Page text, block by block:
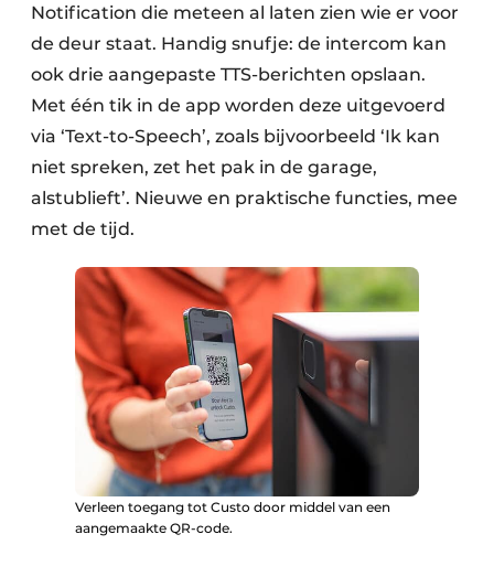
Notification die meteen al laten zien wie er voor
de deur staat. Handig snufje: de intercom kan
ook drie aangepaste TTS-berichten opslaan.
Met één tik in de app worden deze uitgevoerd
via ‘Text-to-Speech’, zoals bijvoorbeeld ‘Ik kan
niet spreken, zet het pak in de garage,
alstublieft’. Nieuwe en praktische functies, mee
met de tijd.
Verleen toegang tot Custo door middel van een
aangemaakte QR-code.